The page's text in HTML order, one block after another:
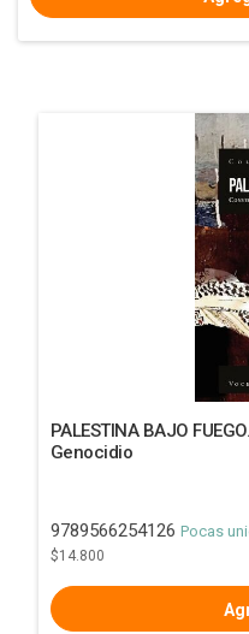
PALESTINA BAJO
Genocidio
9789566254126 Pocas
$14.800